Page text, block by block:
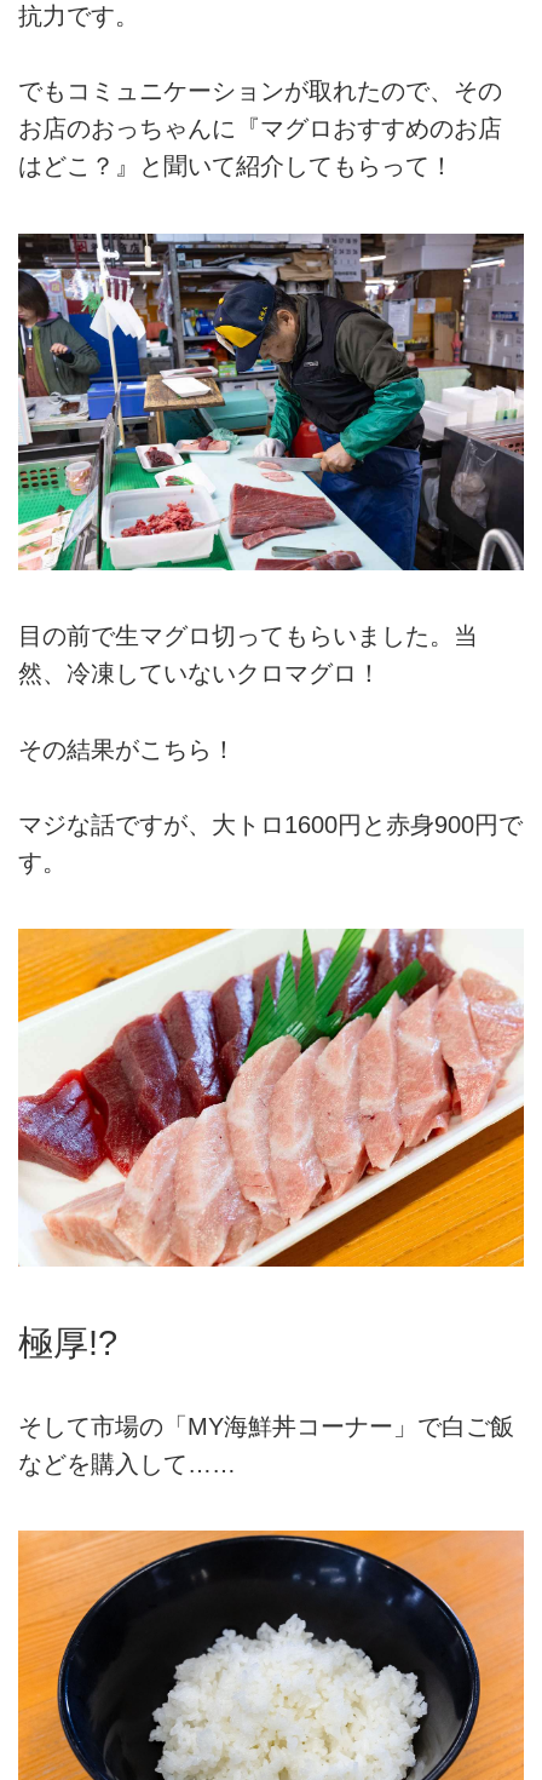
抗力です。
でもコミュニケーションが取れたので、その
お店のおっちゃんに『マグロおすすめのお店
はどこ？』と聞いて紹介してもらって！
目の前で生マグロ切ってもらいました。当
然、冷凍していないクロマグロ！
その結果がこちら！
マジな話ですが、大トロ1600円と赤身900円で
す。
極厚!?
そして市場の「MY海鮮丼コーナー」で白ご飯
などを購入して……